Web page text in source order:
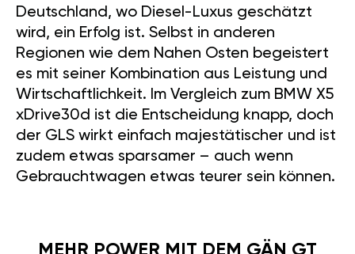
Deutschland, wo Diesel-Luxus geschätzt
wird, ein Erfolg ist. Selbst in anderen
Regionen wie dem Nahen Osten begeistert
es mit seiner Kombination aus Leistung und
Wirtschaftlichkeit. Im Vergleich zum BMW X5
xDrive30d ist die Entscheidung knapp, doch
der GLS wirkt einfach majestätischer und ist
zudem etwas sparsamer – auch wenn
Gebrauchtwagen etwas teurer sein können.